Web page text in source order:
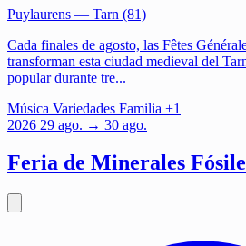
Puylaurens — Tarn (81)
Cada finales de agosto, las Fêtes
transforman esta ciudad medieval del
popular durante tre...
Música Variedades Familia +1
2026 29 ago. → 30 ago.
Feria de Minerales